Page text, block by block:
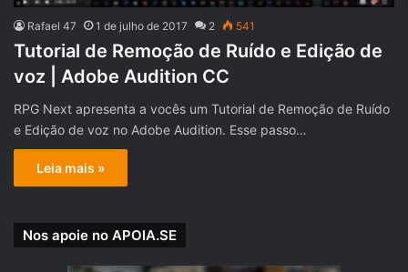
Rafael 47 1 de julho de 2017 2 541
Tutorial de Remoção de Ruído e Edição de
voz | Adobe Audition CC
RPG Next apresenta a vocês um Tutorial de Remoção de Ruído
e Edição de voz no Adobe Audition. Esse passo…
Leia mais »
Nos apoie no APOIA.SE